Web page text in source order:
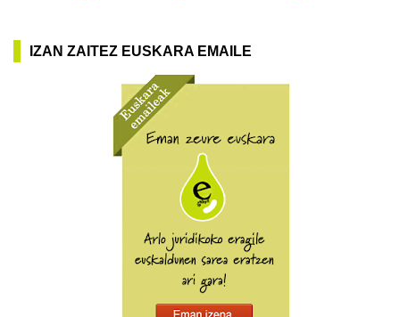
IZAN ZAITEZ EUSKARA EMAILE